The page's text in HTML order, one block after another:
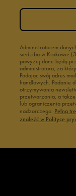
Administratorem
siedzibą w Krakowie
powyżej dane będą
administratora, za
Podając swój adres
handlowych. Podanie
otrzymywania
przetwarzania, a
lub ograniczenia
nadzorczego. Pełną
znaleźć w Polityce